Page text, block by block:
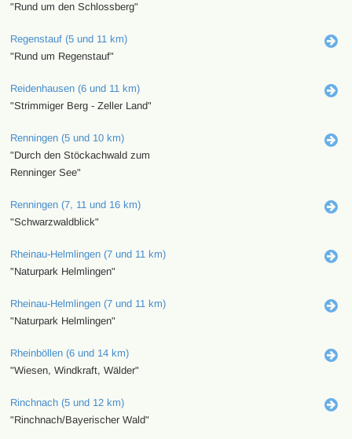
"Rund um den Schlossberg"
Regenstauf (5 und 11 km)
"Rund um Regenstauf"
Reidenhausen (6 und 11 km)
"Strimmiger Berg - Zeller Land"
Renningen (5 und 10 km)
"Durch den Stöckachwald zum
Renninger See"
Renningen (7, 11 und 16 km)
"Schwarzwaldblick"
Rheinau-Helmlingen (7 und 11 km)
"Naturpark Helmlingen"
Rheinau-Helmlingen (7 und 11 km)
"Naturpark Helmlingen"
Rheinböllen (6 und 14 km)
"Wiesen, Windkraft, Wälder"
Rinchnach (5 und 12 km)
"Rinchnach/Bayerischer Wald"